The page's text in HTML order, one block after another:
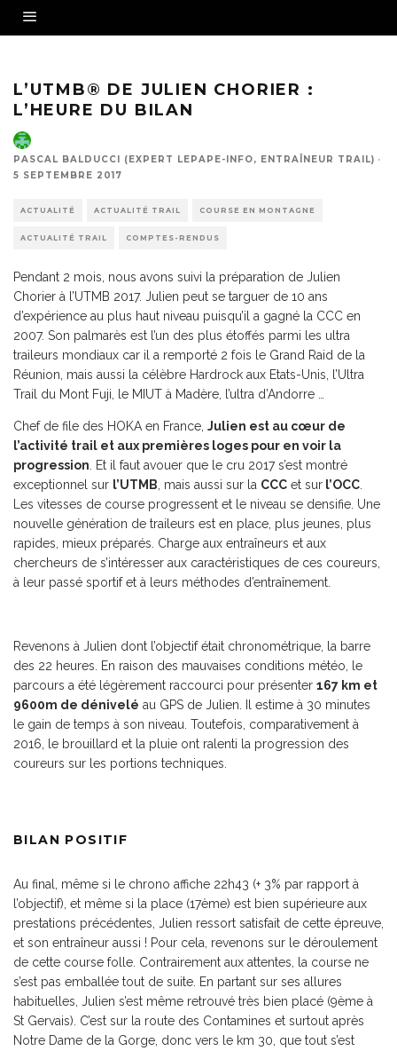
L’UTMB® DE JULIEN CHORIER :
L’HEURE DU BILAN
PASCAL BALDUCCI (EXPERT LEPAPE-INFO, ENTRAÎNEUR TRAIL) ·
5 SEPTEMBRE 2017
ACTUALITÉ ACTUALITÉ TRAIL COURSE EN MONTAGNE
ACTUALITÉ TRAIL COMPTES-RENDUS
Pendant 2 mois, nous avons suivi la préparation de Julien
Chorier à l’UTMB 2017. Julien peut se targuer de 10 ans
d’expérience au plus haut niveau puisqu’il a gagné la CCC en
2007. Son palmarès est l’un des plus étoffés parmi les ultra
traileurs mondiaux car il a remporté 2 fois le Grand Raid de la
Réunion, mais aussi la célèbre Hardrock aux Etats-Unis, l’Ultra
Trail du Mont Fuji, le MIUT à Madère, l’ultra d’Andorre …
Chef de file des HOKA en France, Julien est au cœur de
l’activité trail et aux premières loges pour en voir la
progression . Et il faut avouer que le cru 2017 s’est montré
exceptionnel sur l’UTMB , mais aussi sur la CCC et sur l’OCC
Les vitesses de course progressent et le niveau se densifie. Une
nouvelle génération de traileurs est en place, plus jeunes, plus
rapides, mieux préparés. Charge aux entraîneurs et aux
chercheurs de s’intéresser aux caractéristiques de ces coureurs,
à leur passé sportif et à leurs méthodes d’entraînement.
Revenons à Julien dont l’objectif était chronométrique, la barre
des 22 heures. En raison des mauvaises conditions météo, le
parcours a été légèrement raccourci pour présenter 167 km et
9600m de dénivelé au GPS de Julien. Il estime à 30 minutes
le gain de temps à son niveau. Toutefois, comparativement à
2016, le brouillard et la pluie ont ralenti la progression des
coureurs sur les portions techniques.
BILAN POSITIF
Au final, même si le chrono affiche 22h43 (+ 3% par rapport à
l’objectif), et même si la place (17ème) est bien supérieure aux
prestations précédentes, Julien ressort satisfait de cette épreuve,
et son entraîneur aussi ! Pour cela, revenons sur le déroulement
de cette course folle. Contrairement aux attentes, la course ne
s’est pas emballée tout de suite. En partant sur ses allures
habituelles, Julien s’est même retrouvé très bien placé (9ème à
St Gervais). C’est sur la route des Contamines et surtout après
Notre Dame de la Gorge, donc vers le km 30, que tout s’est